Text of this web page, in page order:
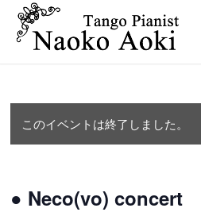
このイベントは終了しました。
● Neco(vo) concert